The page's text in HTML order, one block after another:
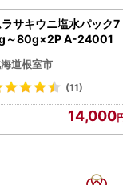
ラサキウニ塩水パック7
～80g×2P A-24001
道根室市
(11)
14,000